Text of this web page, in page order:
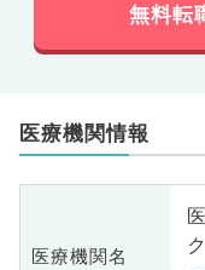
無料転
医療機関情報
医療機関名